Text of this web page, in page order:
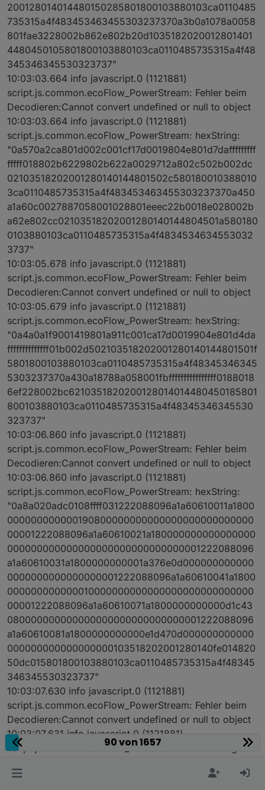
200128014014480150285801800103880103ca0110485
735315a4f483453463455303237370a3b0a1078a0058
801fae3228002b862e802b20d1035182020012801401
4480450105801800103880103ca0110485735315a4f48
345346345530323737"
10:03:03.664 info javascript.0 (1121881)
script.js.common.ecoFlow_PowerStream: Fehler beim
Decodieren:Cannot convert undefined or null to object
10:03:03.664 info javascript.0 (1121881)
script.js.common.ecoFlow_PowerStream: hexString:
"0a570a2ca801d002c001cf17d0019804e801d7dafffffffff
fffff018802b6229802b622a0029712a802c502b002dc
02103518202001280140144801502c580180010388010
3ca0110485735315a4f483453463455303237370a450
a1a60c0027887058001028801eeec22b0018e028002b
a62e802cc02103518202001280140144804501a580180
0103880103ca0110485735315a4f4834534634553032
3737"
10:03:05.678 info javascript.0 (1121881)
script.js.common.ecoFlow_PowerStream: Fehler beim
Decodieren:Cannot convert undefined or null to object
10:03:05.679 info javascript.0 (1121881)
script.js.common.ecoFlow_PowerStream: hexString:
"0a4a0a1f9001419801a911c001ca17d0019904e801d4da
ffffffffffffff01b002d502103518202001280140144801501f
5801800103880103ca0110485735315a4f48345346345
5303237370a430a18788a058001fbffffffffffffffff0188018
6ef228002bc6210351820200128014014480450185801
800103880103ca0110485735315a4f48345346345530
323737"
10:03:06.860 info javascript.0 (1121881)
script.js.common.ecoFlow_PowerStream: Fehler beim
Decodieren:Cannot convert undefined or null to object
10:03:06.860 info javascript.0 (1121881)
script.js.common.ecoFlow_PowerStream: hexString:
"0a8a020adc0108ffff031222088096a1a60610011a1800
000000000000190800000000000000000000000000
00001222088096a1a60610021a180000000000000000
000000000000000000000000000000001222088096
a1a60610031a1800000000001a376e0d000000000000
0000000000000000001222088096a1a60610041a1800
000000000000010000000000000000000000000000
00001222088096a1a60610071a1800000000000d1c43
080000000000000000000000000000001222088096
a1a60610081a1800000000000e1d470d000000000000
000000000000000000103518202001280140fe014820
50dc015801800103880103ca0110485735315a4f48345
346345530323737"
10:03:07.630 info javascript.0 (1121881)
script.js.common.ecoFlow_PowerStream: Fehler beim
Decodieren:Cannot convert undefined or null to object
10:03:07.631 info javascript.0 (1121881)
script.js.common.ecoFlow_PowerStream: hexString:
19c001d417d801b704e801a5daffffffffffffff018002b7048
90 von 1657